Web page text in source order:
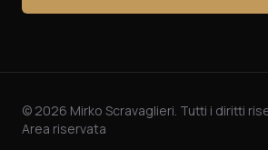
© 2026 Mirko Scravaglieri. Tutti i diritti
Area riservata